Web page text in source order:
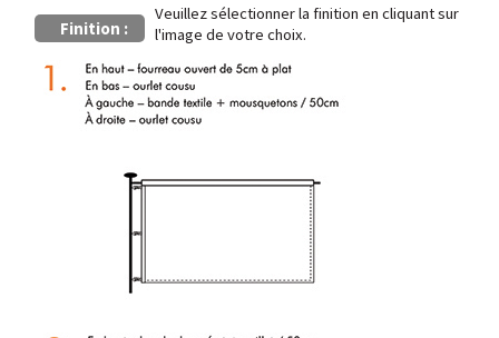
Finition :
Veuillez sélectionner la finition en cliquant sur
l'image de votre choix.